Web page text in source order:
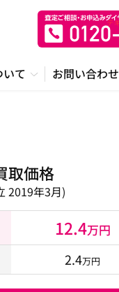
て お問い合わせ
取価格
2019年3月)
12.4万円
2.4万円